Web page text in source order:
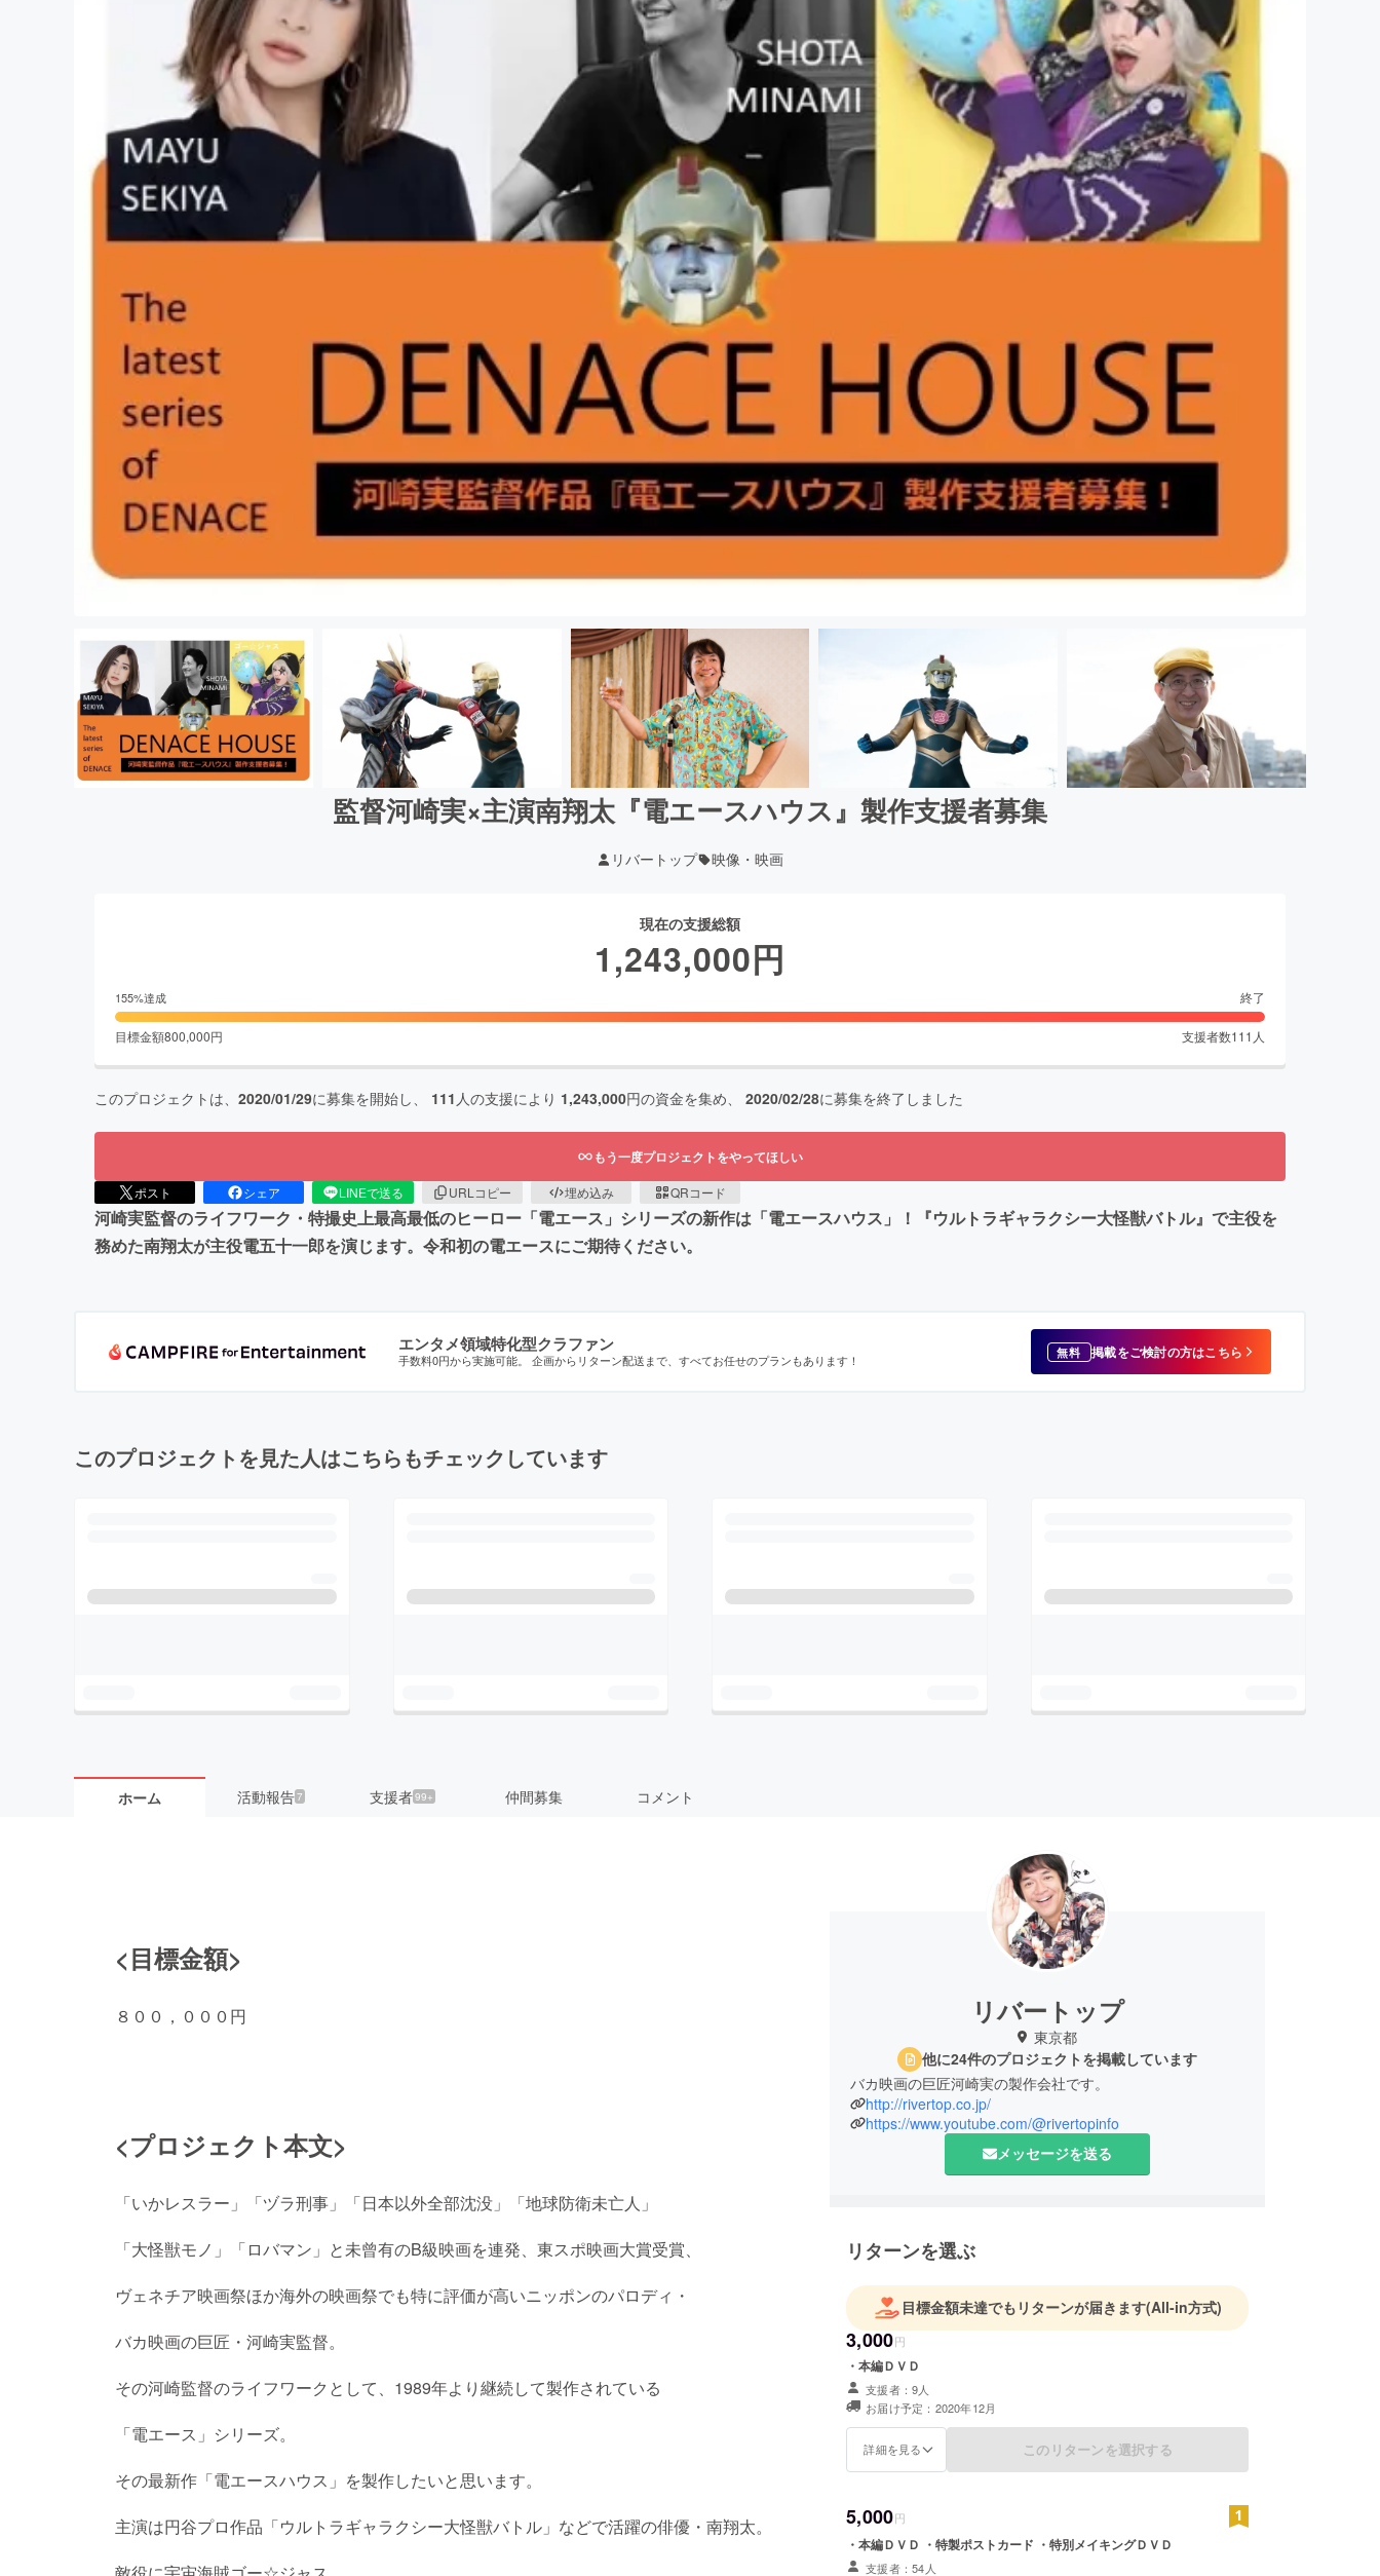
監督河崎実×主演南翔太『電エースハウス』製作支援者募集
リバートップ 映像・映画
現在の支援総額
1,243,000円
155%達成 終了
目標金額800,000円 支援者数111 人
このプロジェクトは、 2020/01/29に募集を開始し、 111 人の支援により 1,243,000円の資金を集め、 2020/02/28に募集を終了しました
もう一度プロジェクトをやってほしい
ポスト シェア LINEで送る URLコピー 埋め込み QRコード
河崎実監督のライフワーク・特撮史上最高最低のヒーロー「電エース」シリーズの新作は「電エースハウス」！『ウルトラギャラクシー大怪獣バトル』で主役を
務めた南翔太が主役電五十一郎を演じます。令和初の電エースにご期待ください。
エンタメ領域特化型クラファン
手数料0円から実施可能。 企画からリターン配送まで、すべてお任せのプランもあります！ 無料 掲載をご検討の方はこちら
このプロジェクトを見た人はこちらもチェックしています
ホーム 活動報告7 支援者99+ 仲間募集 コメント
<目標金額>
８００，０００円
<プロジェクト本文>
「いかレスラー」「ヅラ刑事」「日本以外全部沈没」「地球防衛未亡人」
「大怪獣モノ」「ロバマン」と未曾有のB級映画を連発、東スポ映画大賞受賞、
ヴェネチア映画祭ほか海外の映画祭でも特に評価が高いニッポンのパロディ・
バカ映画の巨匠・河崎実監督。
その河崎監督のライフワークとして、1989年より継続して製作されている
「電エース」シリーズ。
その最新作「電エースハウス」を製作したいと思います。
主演は円谷プロ作品「ウルトラギャラクシー大怪獣バトル」などで活躍の俳優・南翔太。
リバートップ
東京都
他に24件のプロジェクトを掲載しています
バカ映画の巨匠河崎実の製作会社です。
http://rivertop.co.jp/
https://www.youtube.com/@rivertopinfo
メッセージを送る
リターンを選ぶ
目標金額未達でもリターンが届きます(All-in方式)
3,000円
・本編ＤＶＤ
支援者：9人
お届け予定：2020年12月
詳細を見る このリターンを選択する
5,000円
・本編ＤＶＤ ・特製ポストカード ・特別メイキングＤＶＤ
支援者：54人